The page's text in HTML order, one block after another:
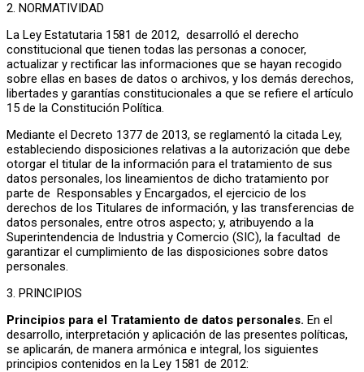
2. NORMATIVIDAD
La Ley Estatutaria 1581 de 2012, desarrolló el derecho
constitucional que tienen todas las personas a conocer,
actualizar y rectificar las informaciones que se hayan recogido
sobre ellas en bases de datos o archivos, y los demás derechos,
libertades y garantías constitucionales a que se refiere el artículo
15 de la Constitución Política.
Mediante el Decreto 1377 de 2013, se reglamentó la citada Ley,
estableciendo disposiciones relativas a la autorización que debe
otorgar el titular de la información para el tratamiento de sus
datos personales, los lineamientos de dicho tratamiento por
parte de Responsables y Encargados, el ejercicio de los
derechos de los Titulares de información, y las transferencias de
datos personales, entre otros aspecto; y, atribuyendo a la
Superintendencia de Industria y Comercio (SIC), la facultad de
garantizar el cumplimiento de las disposiciones sobre datos
personales.
3. PRINCIPIOS
Principios para el Tratamiento de datos personales. En el
desarrollo, interpretación y aplicación de las presentes políticas,
se aplicarán, de manera armónica e integral, los siguientes
principios contenidos en la Ley 1581 de 2012: